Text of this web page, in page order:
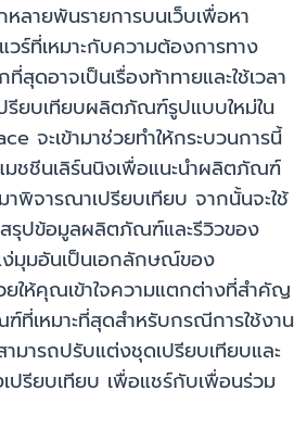
ลายพันรายการบนเว็บเพื่อหา
ที่เหมาะกับความต้องการทาง
ดอาจเป็นเรื่องท้าทายและใช้เวลา
รียบเทียบผลิตภัณฑ์รูปแบบใหม่ใน
จะเข้ามาช่วยทำให้กระบวนการนี้
มชชีนเลิร์นนิงเพื่อแนะนำผลิตภัณฑ์
พิจารณาเปรียบเทียบ จากนั้นจะใช้
รุปข้อมูลผลิตภัณฑ์และรีวิวของ
มุมอันเป็นเอกลักษณ์ของ
ให้คุณเข้าใจความแตกต่างที่สำคัญ
ที่เหมาะที่สุดสำหรับกรณีการใช้งาน
ารถปรับแต่งชุดเปรียบเทียบและ
ปรียบเทียบ เพื่อแชร์กับเพื่อนร่วม